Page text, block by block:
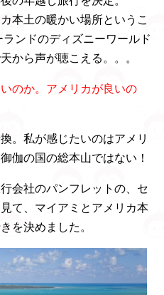
本土の暖かい場所というこ
ンドのディズニーワールド
から声が聴こえる。。。
のか。アメリカが良いの
。私が感じたいのはアメリ
伽の国の総本山ではない！
会社のパンフレットの、セ
て、マイアミとアメリカ本
を決めました。